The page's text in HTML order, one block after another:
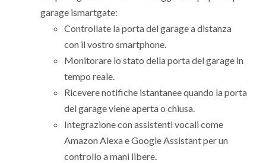
garage ismartgate:
Controllate la porta del garage a distanza
con il vostro smartphone.
Monitorare lo stato della porta del garage in
tempo reale.
Ricevere notifiche istantanee quando la porta
del garage viene aperta o chiusa.
Integrazione con assistenti vocali come
Amazon Alexa e Google Assistant per un
controllo a mani libere.